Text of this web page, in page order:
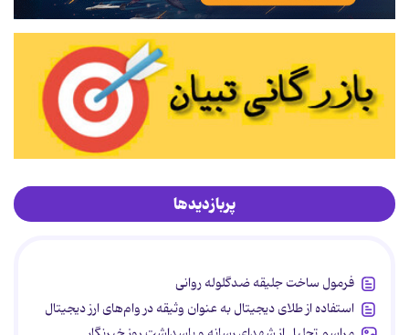
پربازدیدها
فرمول ساخت جلیقه ضدگلوله روانی
استفاده از طلای دیجیتال به عنوان وثیقه در وام‌های ارز دیجیتال